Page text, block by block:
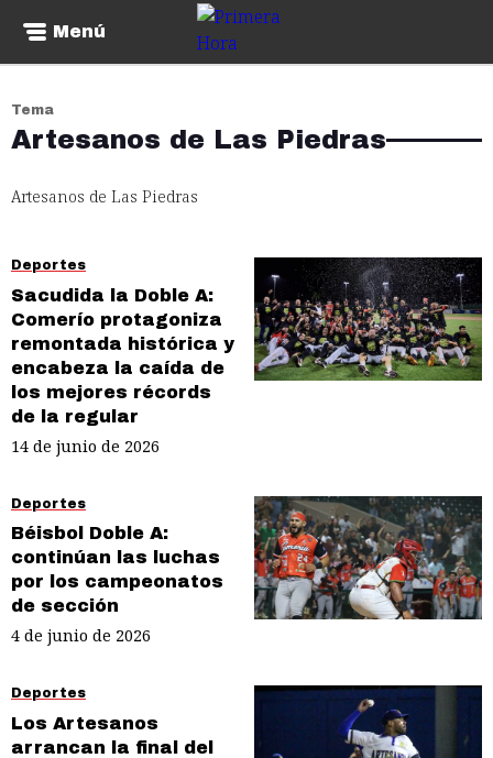
Menú
Tema
Artesanos de Las Piedras
Artesanos de Las Piedras
Deportes
Sacudida la Doble A:
Comerío protagoniza
remontada histórica y
encabeza la caída de
los mejores récords
de la regular
14 de junio de 2026
Deportes
Béisbol Doble A:
continúan las luchas
por los campeonatos
de sección
4 de junio de 2026
Deportes
Los Artesanos
arrancan la final del